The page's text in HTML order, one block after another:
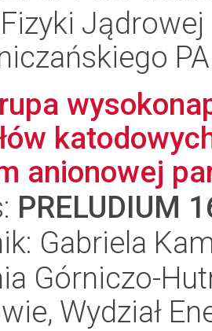
anionowej
PRELUDIUM
Gabriela
Górniczo-
Wydział